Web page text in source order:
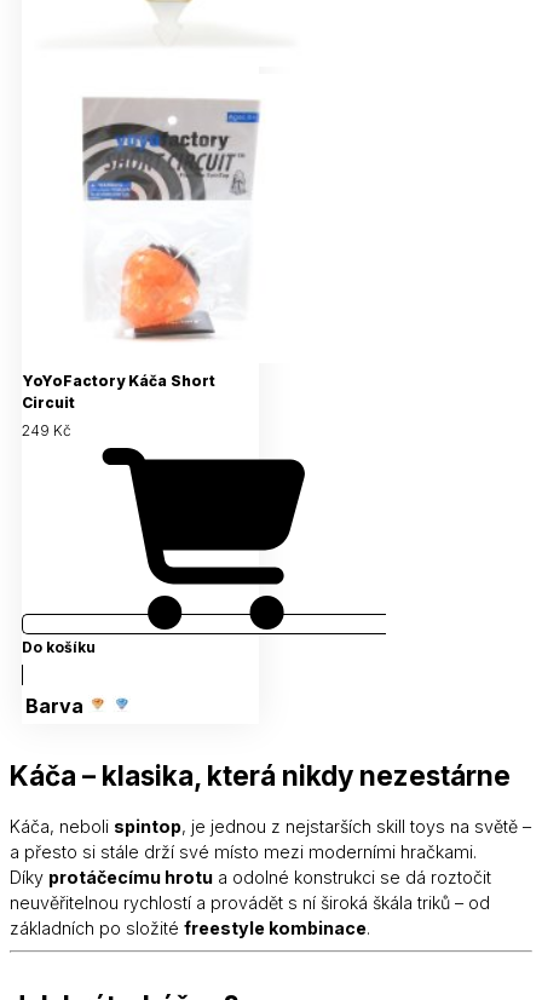
YoYoFactory Káča Short
Circuit
249 Kč
Do košíku
Barva
Káča – klasika, která nikdy nezestárne
Káča, neboli spintop, je jednou z nejstarších skill toys na světě –
a přesto si stále drží své místo mezi moderními hračkami.
Díky protáčecímu hrotu a odolné konstrukci se dá roztočit
neuvěřitelnou rychlostí a provádět s ní široká škála triků – od
základních po složité freestyle kombinace.